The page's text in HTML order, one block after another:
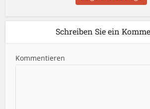
Schreiben Sie ein
Kommentieren